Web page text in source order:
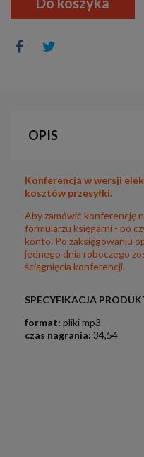
OPIS
Konferencja w wersji
kosztów przesyłki.
Aby zamówić konferencję
formularzu księgarni - po
konto. Po zaksięgowaniu
jednego dnia roboczego
ściągnięcia konferencji.
SPECYFIKACJA
format: pliki mp3
czas nagrania: 34,54